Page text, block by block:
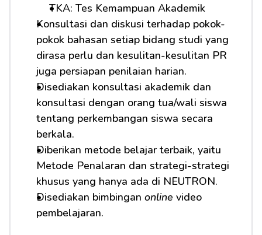
TKA: Tes Kemampuan Akademik
Konsultasi dan diskusi terhadap pokok-
pokok bahasan setiap bidang studi yang
dirasa perlu dan kesulitan-kesulitan PR
juga persiapan penilaian harian.
Disediakan konsultasi akademik dan
konsultasi dengan orang tua/wali siswa
tentang perkembangan siswa secara
berkala.
Diberikan metode belajar terbaik, yaitu
Metode Penalaran dan strategi-strategi
khusus yang hanya ada di NEUTRON.
Disediakan bimbingan online video
pembelajaran.